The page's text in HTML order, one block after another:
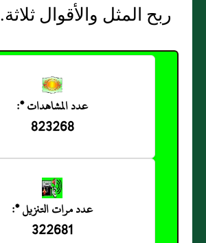
ربح المثل والأقوال ثلاثة‏.
عدد المشاهدات *:
823268
عدد مرات التنزيل *:
322681